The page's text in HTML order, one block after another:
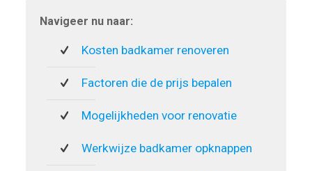
Navigeer nu naar:
Kosten badkamer renoveren
Factoren die de prijs bepalen
Mogelijkheden voor renovatie
Werkwijze badkamer opknappen